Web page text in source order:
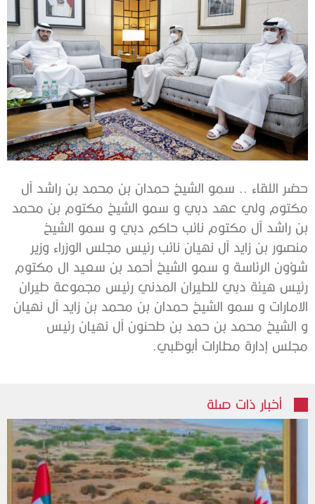
حضر اللقاء .. سمو الشيخ حمدان بن محمد بن راشد آل
مكتوم ولي عهد دبي و سمو الشيخ مكتوم بن محمد
بن راشد آل مكتوم نائب حاكم دبي و سمو الشيخ
منصور بن زايد آل نهيان نائب رئيس مجلس الوزراء وزير
شؤون الرئاسة و سمو الشيخ أحمد بن سعيد ال مكتوم
رئيس هيئة دبي للطيران المدني رئيس مجموعة طيران
الامارات و سمو الشيخ حمدان بن محمد بن زايد آل نهيان
و الشيخ محمد بن حمد بن طحنون آل نهيان رئيس
مجلس إدارة مطارات أبوظبي.
أخبار ذات صلة